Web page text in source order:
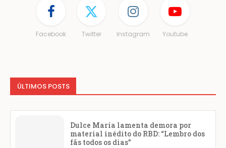
Facebook Twitter Instagram Youtube
ÚLTIMOS POSTS
Dulce María lamenta demora por
material inédito do RBD: “Lembro dos
fãs todos os dias”